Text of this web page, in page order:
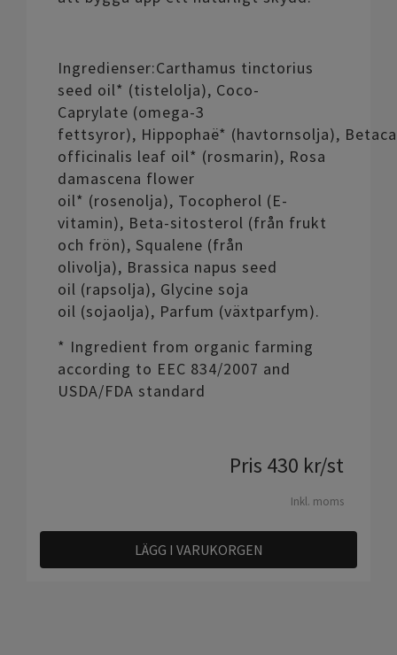
Ingredienser:Carthamus tinctorius
seed oil* (tistelolja), Coco-
Caprylate (omega-3
fettsyror), Hippophaë* (havtornsolja),
officinalis leaf oil* (rosmarin), Rosa
damascena flower
oil* (rosenolja), Tocopherol (E-
vitamin), Beta-sitosterol (från frukt
och frön), Squalene (från
olivolja), Brassica napus seed
oil (rapsolja), Glycine soja
oil (sojaolja), Parfum (växtparfym).
* Ingredient from organic farming
according to EEC 834/2007 and
USDA/FDA standard
Pris 430 kr/st
Inkl. moms
LÄGG I VARUKORGEN